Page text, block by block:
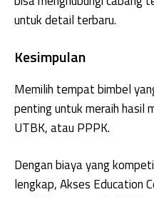
untuk detail terbaru.
Kesimpulan
Memilih tempat bimbel
penting untuk meraih hasil
UTBK, atau PPPK.
Dengan biaya yang
lengkap, Akses Education